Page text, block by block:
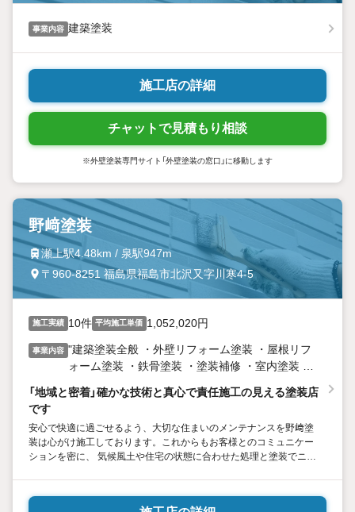
事業内容 建築塗装
施工店の詳細
チャットで見積もり相談
※外壁塗装専門サイト「外壁塗装の窓口」に移動します
野﨑塗装
瀬上駅4.48km / 泉駅947m
〒960-8251 福島県福島市北沢又字川寒4-5
施工実績 10件 平均施工単価 1,052,020円
事業内容 "建築塗装全般 ・外壁リフォーム塗装 ・屋根リフ
ォーム塗装 ・鉄骨塗装 ・塗装補修 ・室内塗装 ・
「地域と密着」確かな技術と真心で責任施工の見える塗装店
です
安心で快適に過ごせるよう、大切な住まいのメンテナンスを野﨑塗
装は心がけ施工しております。これからもお客様とのコミュニケー
ションを密に、 気候風土や住宅の状態に合わせた処理と塗装でニー